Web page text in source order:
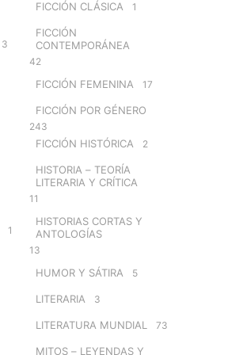
3
1
FICCIÓN CLÁSICA 1
FICCIÓN
CONTEMPORÁNEA
42
FICCIÓN FEMENINA 17
FICCIÓN POR GÉNERO
243
FICCIÓN HISTÓRICA 2
HISTORIA – TEORÍA
LITERARIA Y CRÍTICA
11
HISTORIAS CORTAS Y
ANTOLOGÍAS
13
HUMOR Y SÁTIRA 5
LITERARIA 3
LITERATURA MUNDIAL 73
MITOS – LEYENDAS Y